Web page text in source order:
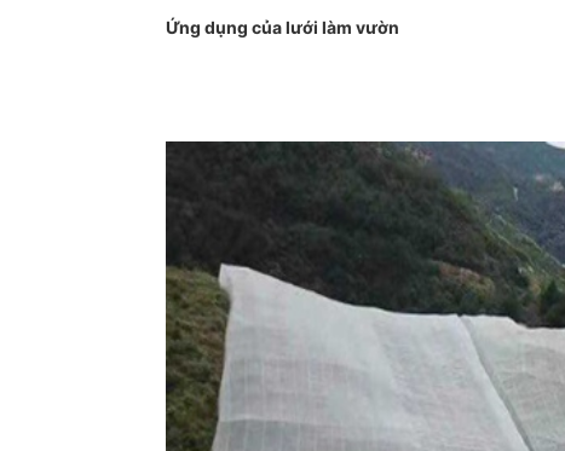
Ứng dụng của lưới làm vườn